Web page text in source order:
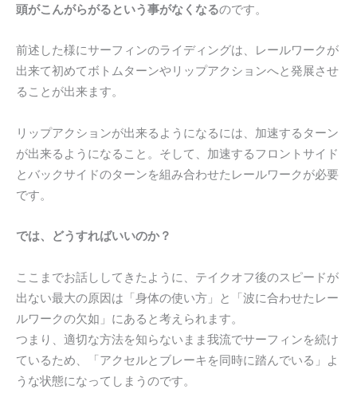
頭がこんがらがるという事がなくなるのです。
前述した様にサーフィンのライディングは、レールワークが
出来て初めてボトムターンやリップアクションへと発展させ
ることが出来ます。
リップアクションが出来るようになるには、加速するターン
が出来るようになること。そして、加速するフロントサイド
とバックサイドのターンを組み合わせたレールワークが必要
です。
では、どうすればいいのか？
ここまでお話ししてきたように、テイクオフ後のスピードが
出ない最大の原因は「身体の使い方」と「波に合わせたレー
ルワークの欠如」にあると考えられます。
つまり、適切な方法を知らないまま我流でサーフィンを続け
ているため、「アクセルとブレーキを同時に踏んでいる」よ
うな状態になってしまうのです。